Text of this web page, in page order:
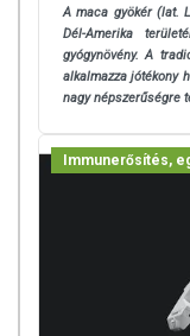
A maca gyökér (lat.
Dél-Amerika
gyógynövény. A
alkalmazza jótékony
nagy népszerűségre
Immunerősítés,